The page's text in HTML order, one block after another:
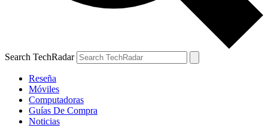
Search TechRadar
Reseña
Móviles
Computadoras
Guías De Compra
Noticias